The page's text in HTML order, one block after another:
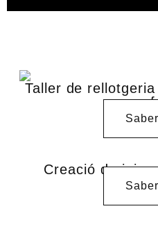
Taller de
Creació de